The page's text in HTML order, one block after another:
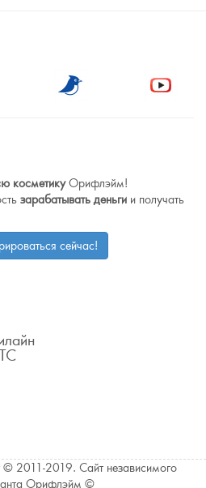
косметикуОрифлэйм!
зарабатывать деньги и получать
сейчас!
2011-2019. Сайт независимого
Орифлэйм ©